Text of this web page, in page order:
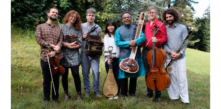
Unterstützung
Media
DE EN IT